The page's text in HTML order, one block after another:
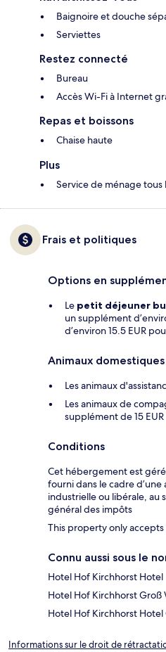
Baignoire et douche
Serviettes
Restez connecté
Bureau
Accès Wi-Fi à Internet
Repas et boissons
Chaise haute
Plus
Service de ménage tous
Frais et politiques
Options en
Le petit déjeuner
un supplément
d’environ 15.5 EUR
Animaux domestiques
Les animaux
Les animaux de
supplément de 15
Conditions
Cet hébergement est
fourni dans le cadre
industrielle ou libérale, au
général des impôts
This property only accepts
Connu aussi sous le
Hotel Hof Kirchhorst Hotel
Hotel Hof Kirchhorst Groß
Hotel Hof Kirchhorst
Informations sur le droit de